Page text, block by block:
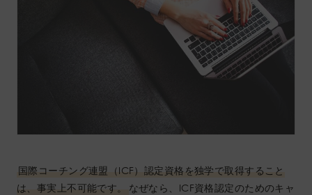
国際コーチング連盟（ICF）認定資格を独学で取得すること
は、事実上不可能です。
なぜなら、ICF資格認定のためのキャ